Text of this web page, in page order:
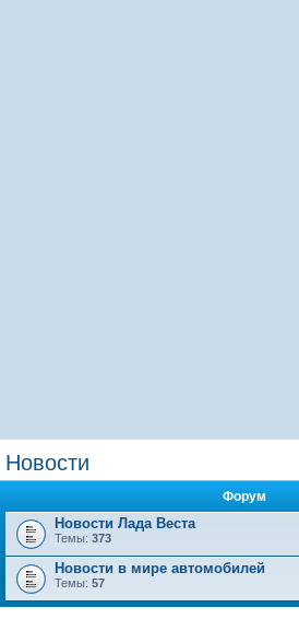
Новости
Форум
Новости Лада Веста
Темы: 373
Новости в мире автомобилей
Темы: 57